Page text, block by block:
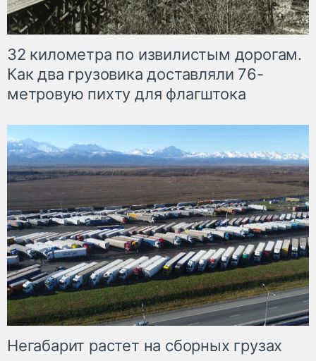
32 километра по извилистым дорогам.
Как два грузовика доставляли 76-
метровую пихту для флагштока
Негабарит растет на сборных грузах